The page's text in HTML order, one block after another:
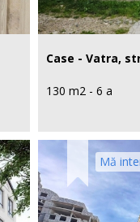
Case - Vatra,
130 m2 - 6 a
Mă